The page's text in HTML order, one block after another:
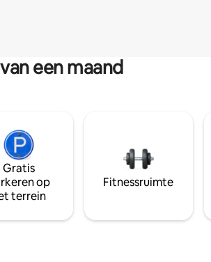
een maand
Gratis
op
terrein
Fitnessruimte